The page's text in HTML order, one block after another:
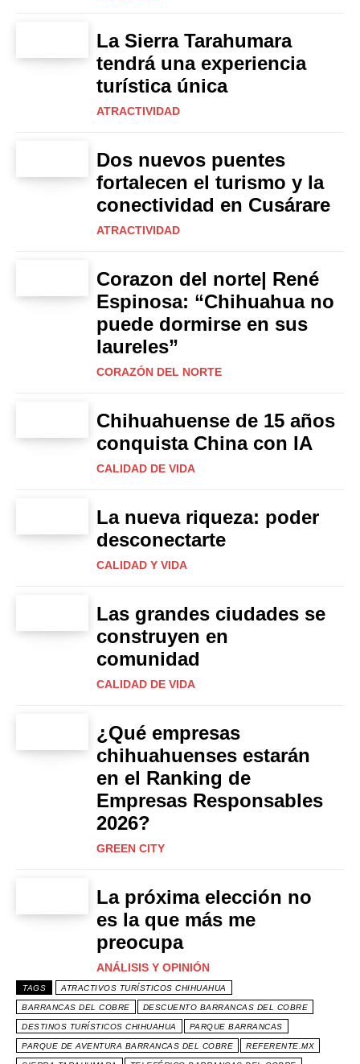
La Sierra Tarahumara
tendrá una experiencia
turística única
ATRACTIVIDAD
Dos nuevos puentes
fortalecen el turismo y la
conectividad en Cusárare
ATRACTIVIDAD
Corazon del norte| René
Espinosa: “Chihuahua no
puede dormirse en sus
laureles”
CORAZÓN DEL NORTE
Chihuahuense de 15 años
conquista China con IA
CALIDAD DE VIDA
La nueva riqueza: poder
desconectarte
CALIDAD Y VIDA
Las grandes ciudades se
construyen en
comunidad
CALIDAD DE VIDA
¿Qué empresas
chihuahuenses estarán
en el Ranking de
Empresas Responsables
2026?
GREEN CITY
La próxima elección no
es la que más me
preocupa
ANÁLISIS Y OPINIÓN
TAGS ATRACTIVOS TURÍSTICOS CHIHUAHUA
BARRANCAS DEL COBRE DESCUENTO BARRANCAS DEL COBRE
DESTINOS TURÍSTICOS CHIHUAHUA PARQUE BARRANCAS
PARQUE DE AVENTURA BARRANCAS DEL COBRE REFERENTE.MX